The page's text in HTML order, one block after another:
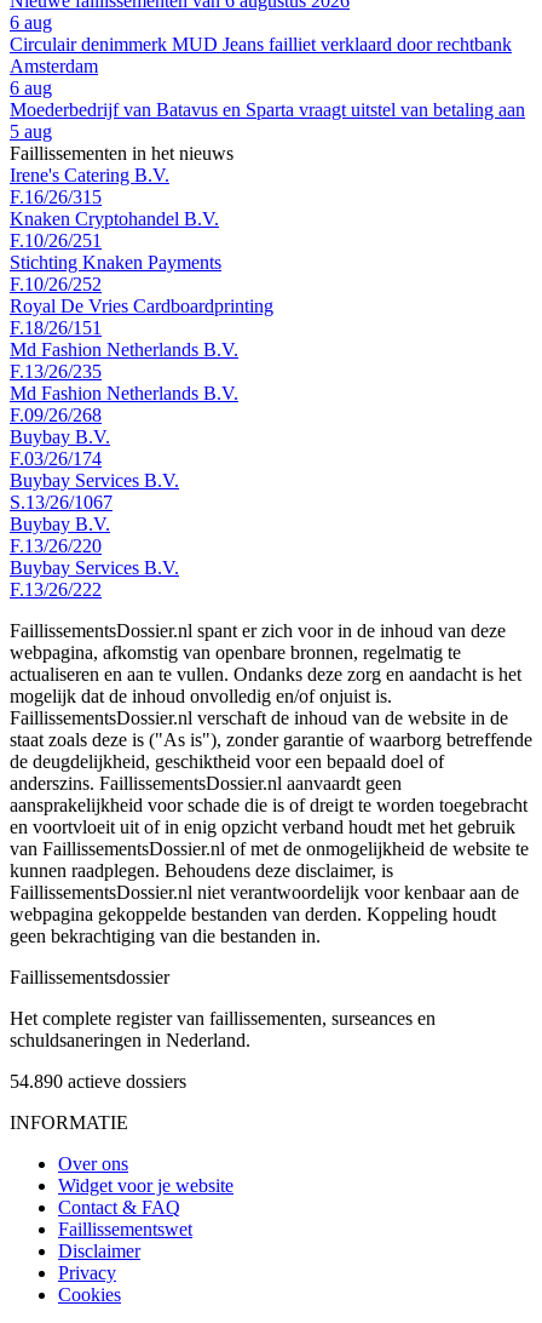
6 aug
Circulair denimmerk MUD Jeans failliet verklaard door rechtbank
Amsterdam
6 aug
Moederbedrijf van Batavus en Sparta vraagt uitstel van betaling aan
5 aug
Faillissementen in het nieuws
Irene's Catering B.V.
F.16/26/315
Knaken Cryptohandel B.V.
F.10/26/251
Stichting Knaken Payments
F.10/26/252
Royal De Vries Cardboardprinting
F.18/26/151
Md Fashion Netherlands B.V.
F.13/26/235
Md Fashion Netherlands B.V.
F.09/26/268
Buybay B.V.
F.03/26/174
Buybay Services B.V.
S.13/26/1067
Buybay B.V.
F.13/26/220
Buybay Services B.V.
F.13/26/222
FaillissementsDossier.nl spant er zich voor in de inhoud van deze
webpagina, afkomstig van openbare bronnen, regelmatig te
actualiseren en aan te vullen. Ondanks deze zorg en aandacht is het
mogelijk dat de inhoud onvolledig en/of onjuist is.
FaillissementsDossier.nl verschaft de inhoud van de website in de
staat zoals deze is ("As is"), zonder garantie of waarborg betreffende
de deugdelijkheid, geschiktheid voor een bepaald doel of
anderszins. FaillissementsDossier.nl aanvaardt geen
aansprakelijkheid voor schade die is of dreigt te worden toegebracht
en voortvloeit uit of in enig opzicht verband houdt met het gebruik
van FaillissementsDossier.nl of met de onmogelijkheid de website te
kunnen raadplegen. Behoudens deze disclaimer, is
FaillissementsDossier.nl niet verantwoordelijk voor kenbaar aan de
webpagina gekoppelde bestanden van derden. Koppeling houdt
geen bekrachtiging van die bestanden in.
Faillissementsdossier
Het complete register van faillissementen, surseances en
schuldsaneringen in Nederland.
54.890 actieve dossiers
INFORMATIE
Over ons
Widget voor je website
Contact & FAQ
Faillissementswet
Disclaimer
Privacy
Cookies